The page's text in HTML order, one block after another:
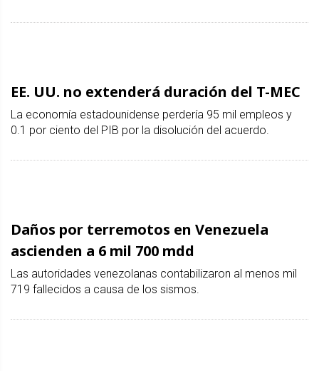
EE. UU. no extenderá duración del T-MEC
La economía estadounidense perdería 95 mil empleos y
0.1 por ciento del PIB por la disolución del acuerdo.
Daños por terremotos en Venezuela
ascienden a 6 mil 700 mdd
Las autoridades venezolanas contabilizaron al menos mil
719 fallecidos a causa de los sismos.